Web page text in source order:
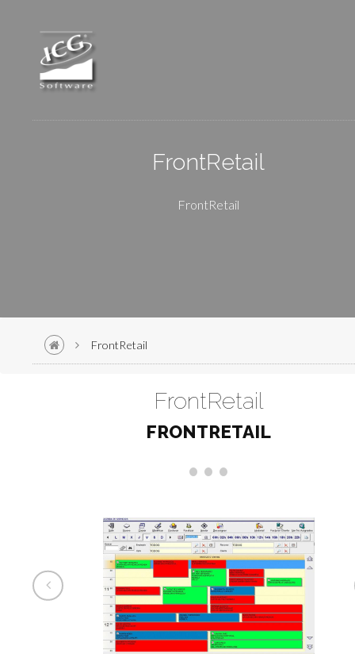
FrontRetail
FrontRetail
FrontRetail
FrontRetail
FRONTRETAIL